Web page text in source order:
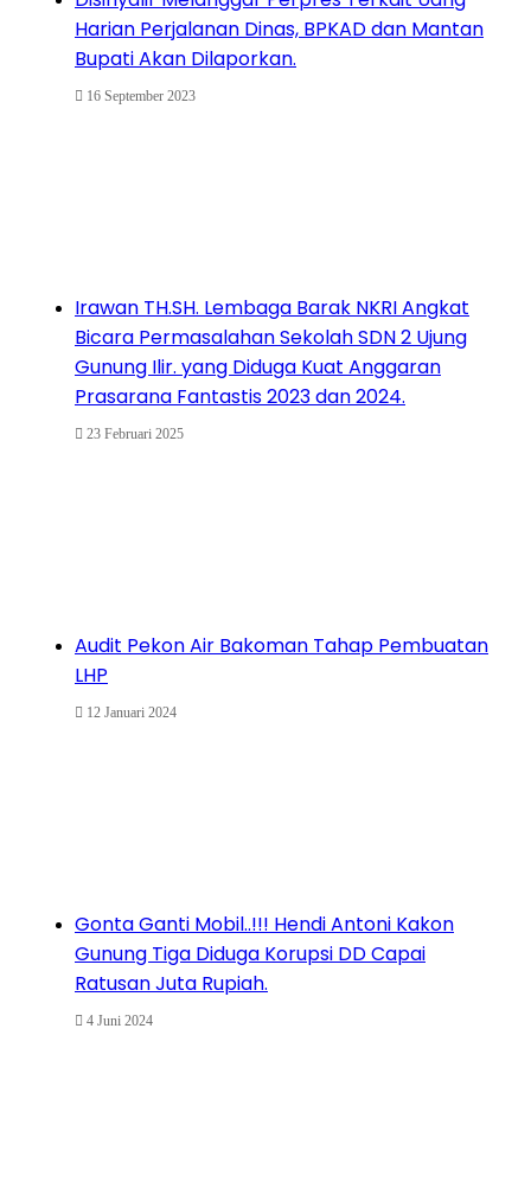
Harian Perjalanan Dinas, BPKAD dan Mantan
Bupati Akan Dilaporkan.
16 September 2023
Irawan TH.SH. Lembaga Barak NKRI Angkat
Bicara Permasalahan Sekolah SDN 2 Ujung
Gunung Ilir. yang Diduga Kuat Anggaran
Prasarana Fantastis 2023 dan 2024.
23 Februari 2025
Audit Pekon Air Bakoman Tahap Pembuatan
LHP
12 Januari 2024
Gonta Ganti Mobil..!!! Hendi Antoni Kakon
Gunung Tiga Diduga Korupsi DD Capai
Ratusan Juta Rupiah.
4 Juni 2024